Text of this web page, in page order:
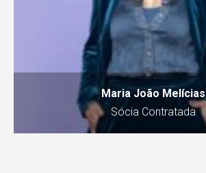
Maria João Melícias
Sócia Contratada